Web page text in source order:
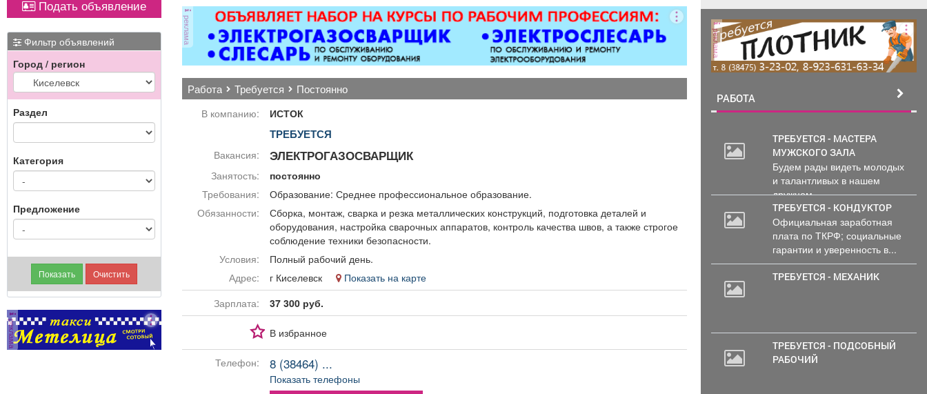
ОХРАННИКИ 5 разряда,
з/п от 33000 руб. 6
разряда, з/п от 37000
руб. официальное
трудоустройство
полный соц. пакет ООО
ЧОП «Интерлок-Н»
оборудованием,
имеется парковка, торг
уместен.
ковер»).
Подать объявление
Фильтр объявлений
Город / регион
Раздел
Категория
Предложение
реклама
реклама
работа требуется постоянно
В компанию: ИСТОК
ТРЕБУЕТСЯ
Вакансия: ЭЛЕКТРОГАЗОСВАРЩИК
Занятость:
постоянно
Требования:
Образование: Среднее профессиональное образование.
Обязанности:
Сборка, монтаж, сварка и резка металлических конструкций, подготовка деталей и
оборудования, настройка сварочных аппаратов, контроль качества швов, а также строгое
соблюдение техники безопасности.
Условия:
Полный рабочий день.
Адрес:
г Киселевск
Показать на карте
Зарплата:
37 300 руб.
В избранное
Телефон: 8 (38464) ...
Показать телефоны
реклама
РАБОТА
ТРЕБУЕТСЯ - МАСТЕРА
МУЖСКОГО ЗАЛА
Будем рады видеть молодых
и талантливых в нашем
дружном...
ТРЕБУЕТСЯ - КОНДУКТОР
Официальная заработная
плата по ТКРФ; социальные
гарантии и уверенность в...
ТРЕБУЕТСЯ - МЕХАНИК
ТРЕБУЕТСЯ - ПОДСОБНЫЙ
РАБОЧИЙ